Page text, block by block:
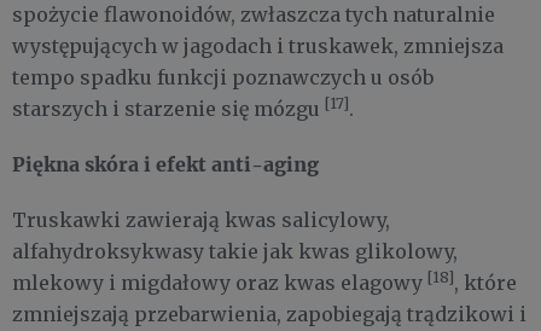
spożycie flawonoidów, zwłaszcza tych naturalnie
występujących w jagodach i truskawek, zmniejsza
tempo spadku funkcji poznawczych u osób
starszych i starzenie się mózgu [17].
Piękna skóra i efekt anti-aging
Truskawki zawierają kwas salicylowy,
alfahydroksykwasy takie jak kwas glikolowy,
mlekowy i migdałowy oraz kwas elagowy [18], które
zmniejszają przebarwienia, zapobiegają trądzikowi i